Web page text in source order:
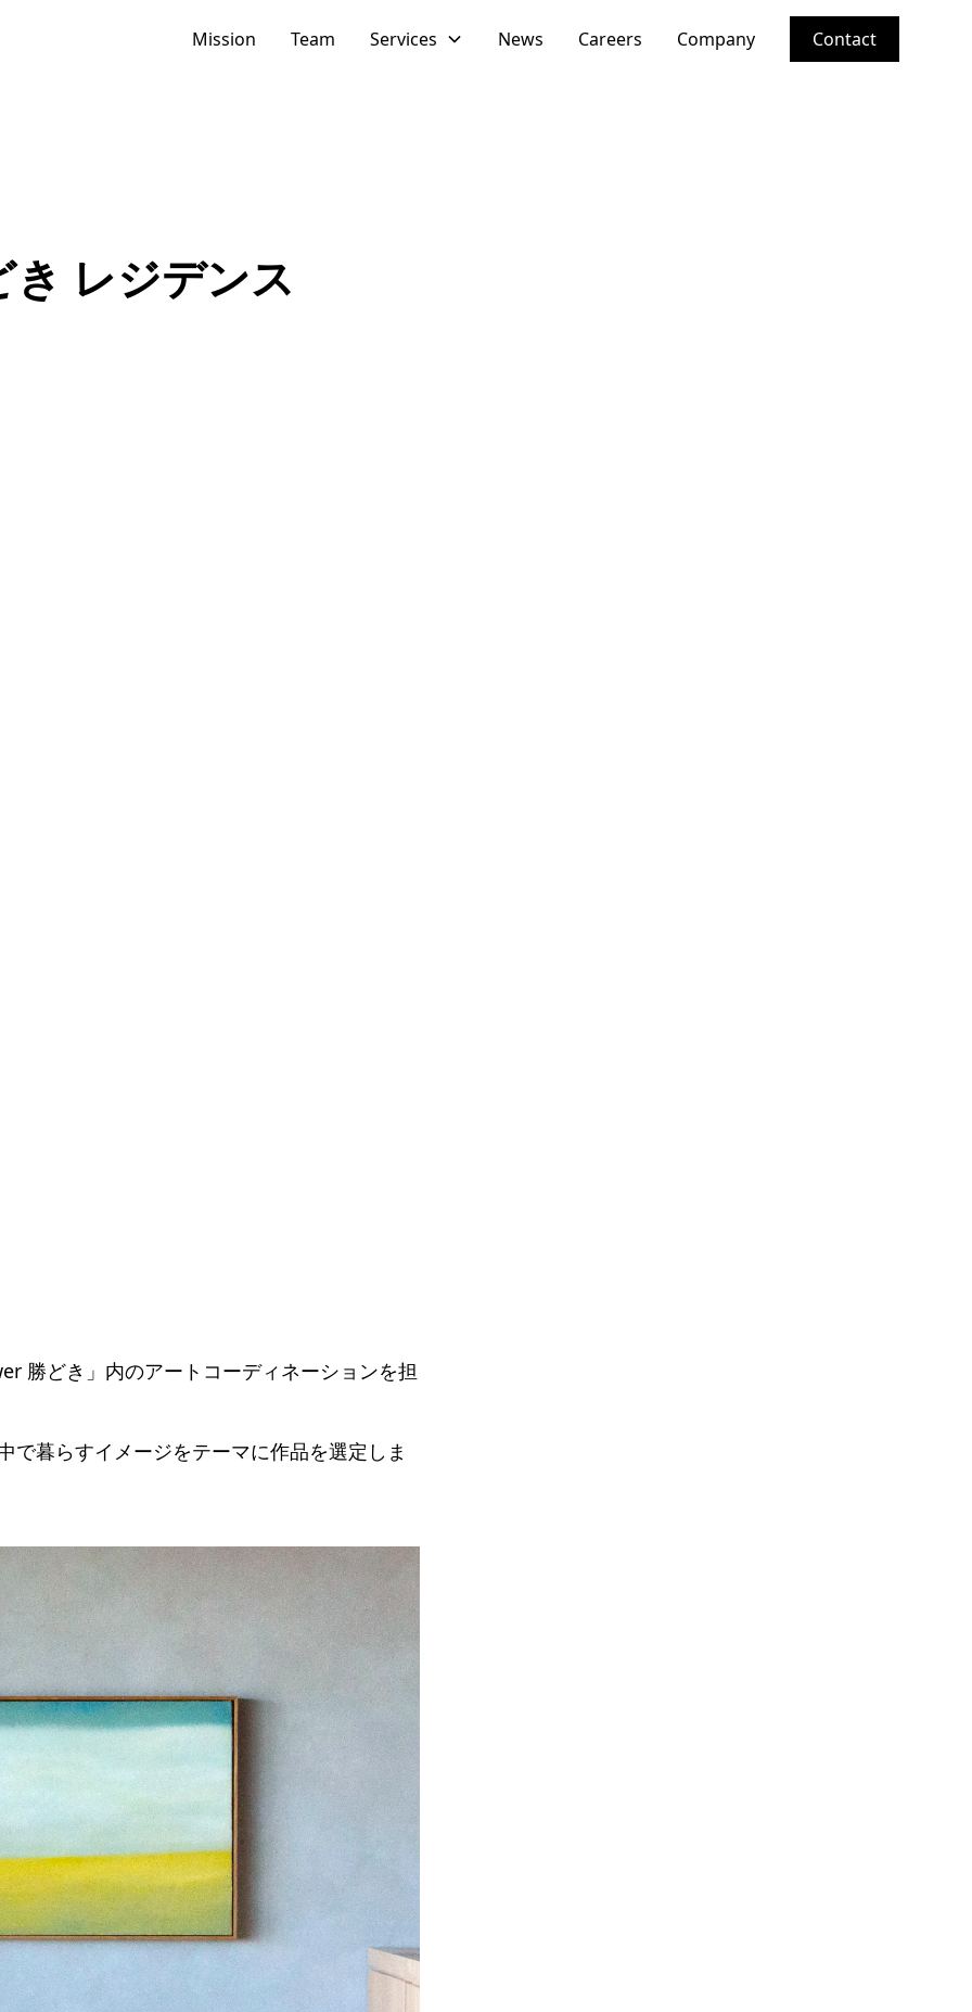
Mission Team Services News Careers Company Contact
レジデンス
勝どき」内のアートコーディネーションを担
で暮らすイメージをテーマに作品を選定しま